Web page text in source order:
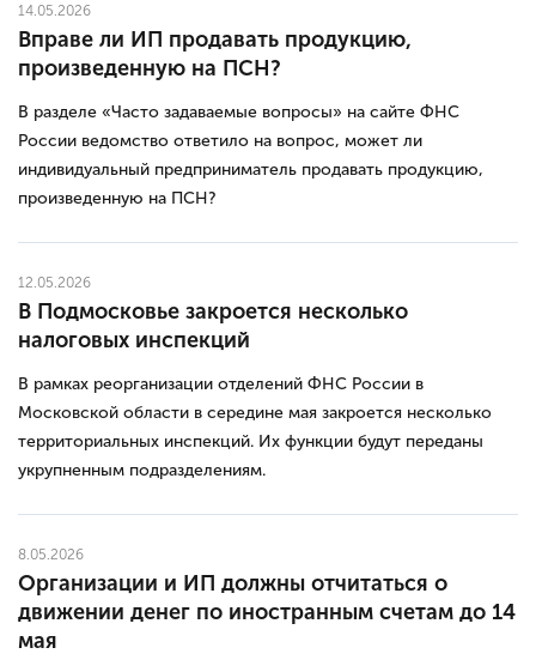
14.05.2026
Вправе ли ИП продавать продукцию,
произведенную на ПСН?
В разделе «Часто задаваемые вопросы» на сайте ФНС
России ведомство ответило на вопрос, может ли
индивидуальный предприниматель продавать продукцию,
произведенную на ПСН?
12.05.2026
В Подмосковье закроется несколько
налоговых инспекций
В рамках реорганизации отделений ФНС России в
Московской области в середине мая закроется несколько
территориальных инспекций. Их функции будут переданы
укрупненным подразделениям.
8.05.2026
Организации и ИП должны отчитаться о
движении денег по иностранным счетам до 14
мая